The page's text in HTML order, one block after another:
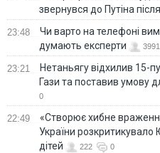
звернувся до Путіна
23:48
Чи варто на телефонi
думають експерти
3991
23:21
Нетаньягу відхилив 15-
Гази та поставив умову
0
22:49
«Створює хибне
України
дітей
222 0